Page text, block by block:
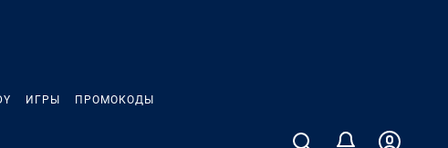
ИГРЫ ПРОМОКОДЫ